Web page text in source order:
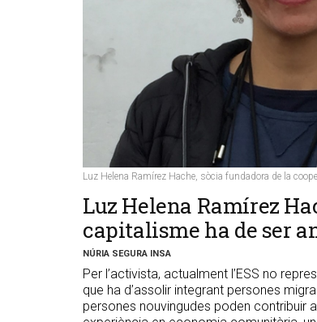
Luz Helena Ramírez Hache, sòcia fundadora de la
Luz Helena Ramírez
capitalisme ha de ser
NÚRIA SEGURA INSA
Per l’activista, actualment l’ESS no
que ha d’assolir integrant persones
persones nouvingudes poden contribuir